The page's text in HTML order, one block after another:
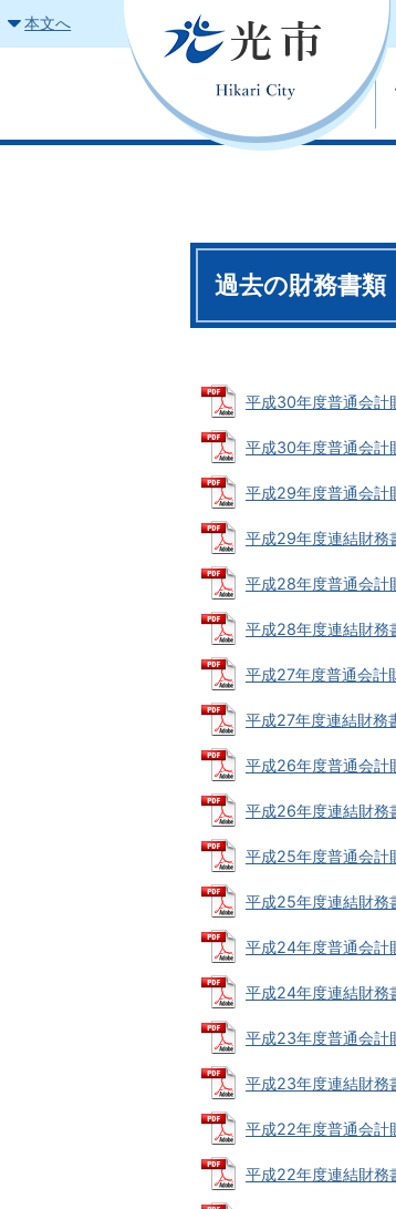
本文へ
過去の財務書類
平成30年度普通会計
平成30年度普通会計
平成29年度普通会計
平成29年度連結財務
平成28年度普通会計
平成28年度連結財務
平成27年度普通会計
平成27年度連結財務
平成26年度普通会計
平成26年度連結財務
平成25年度普通会計
平成25年度連結財務
平成24年度普通会計
平成24年度連結財務
平成23年度普通会計
平成23年度連結財務
平成22年度普通会計
平成22年度連結財務